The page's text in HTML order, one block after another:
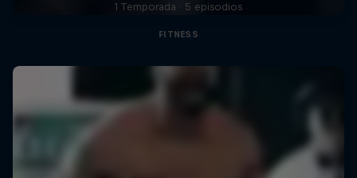
1 Temporada · 5 episodios
FITNESS